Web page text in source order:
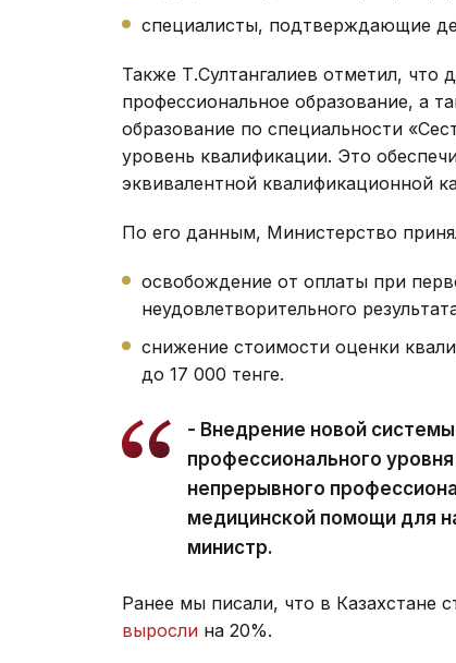
специалисты, подтверждающие
Также Т.Султангалиев отметил, что
профессиональное образование, а
образование по специальности
уровень квалификации. Это
эквивалентной квалификационной
По его данным, Министерство
освобождение от оплаты при
неудовлетворительного
снижение стоимости оценки
до 17 000 тенге.
- Внедрение новой
профессионального
непрерывного
медицинской помощи для
министр.
Ранее мы писали, что в Казахстане
выросли на 20%.